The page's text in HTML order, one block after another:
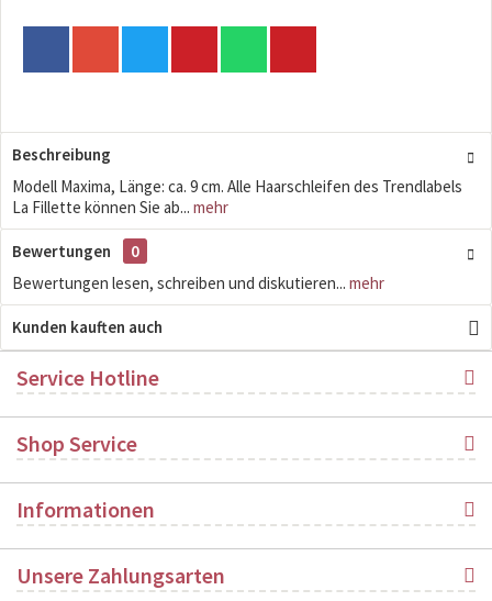
Beschreibung
Modell Maxima, Länge: ca. 9 cm. Alle Haarschleifen des Trendlabels
La Fillette können Sie ab... mehr
Bewertungen
0
Bewertungen lesen, schreiben und diskutieren... mehr
Kunden kauften auch
Service Hotline
Shop Service
Informationen
Unsere Zahlungsarten